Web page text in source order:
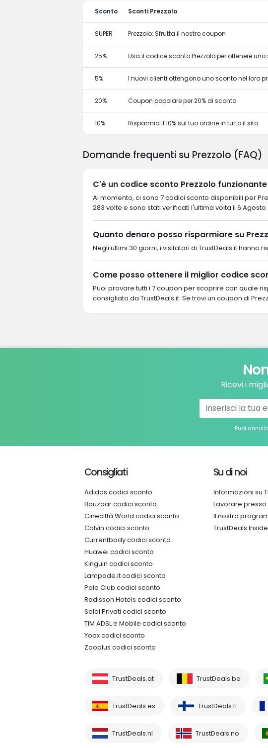
Sconto Sconti Prezzolo
SUPER Prezzolo: Sfrutta il nostro coupon
25% Usa il codice sconto Prezzolo per ottenere
5% I nuovi clienti ottengono uno sconto nel loro
20% Coupon popolare per 20% di sconto
10% Risparmia il 10% sul tuo ordine in tutto il sito
Domande frequenti su Prezzolo (FAQ)
C'è un codice sconto Prezzolo
Al momento, ci sono 7 codici sconto disponibili per
283 volte e sono stati verificati l'ultima volta il 6 Agosto
Quanto denaro posso risparmiare su
Negli ultimi 30 giorni, i visitatori di TrustDeals.it hanno
Come posso ottenere il miglior codice
Puoi provare tutti i 7 coupon per scoprire con quale
consigliato da TrustDeals.it. Se trovi un coupon di
Ricevi i
Puoi
Consigliati
Adidas codici sconto
Bauzaar codici sconto
Cinecittà World codici sconto
Colvin codici sconto
Currentbody codici sconto
Huawei codici sconto
Kinguin codici sconto
Lampade.it codici sconto
Polo Club codici sconto
Radisson Hotels codici sconto
Saldi Privati codici sconto
TIM ADSL e Mobile codici sconto
Yoox codici sconto
Zooplus codici sconto
Su di noi
Informazioni su
Lavorare presso
Il nostro
TrustDeals
TrustDeals.at TrustDeals.be
TrustDeals.es TrustDeals.fi
TrustDeals.nl TrustDeals.no